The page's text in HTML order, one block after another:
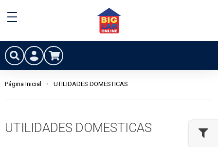
Página Inicial UTILIDADES DOMESTICAS
UTILIDADES DOMESTICAS